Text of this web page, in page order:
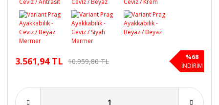
3.561,94 TL 10.959,80 TL
%68
İNDİRİM